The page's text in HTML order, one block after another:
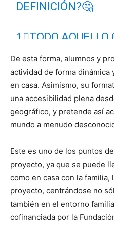
DEFINICIÓN?🤔
1⃣TODO AQUELLO
#ISLAM
☪️, TANTO
#RELIGIOSO
REFERIDO A LAS
MAYORÍA DE
— Twist Islamophobia
De esta forma, alumnos y
actividad de forma dinámica
en casa. Asimismo, su
una accesibilidad plena
geográfico, y pretende así
mundo a menudo
Este es uno de los puntos
proyecto, ya que se puede
como en casa con la
proyecto, centrándose no
también en el entorno
cofinanciada por la